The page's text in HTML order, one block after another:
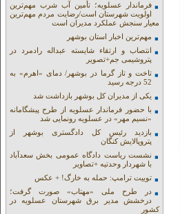
فرماندار عسلویه؛ تأمین آب شرب مهم‌ترین
اولویت شهرستان است/رضایت مردم مهم‌ترین
معیار سنجش عملکرد مدیران است
مهم‌ترین اخبار استان بوشهر
انتصاب و ارتقاء شایسته عبداله رادمرد در
پتروشیمی جم+تصویر
تاخت و تاز گرما در بوشهر/ دمای «اهرم» به
52 درجه رسید
یکی از مدیران کل بوشهر بازداشت شد
با حضور فرماندار عسلویه از طرح پیشگامانه
«نسیم مهر» در عسلویه رونمایی شد
بازدید رئیس کل دادگستری بوشهر از
پتروپالایش کنگان
نشست ریاست دادگاه عمومی بخش سعدآباد
با شهردار وحدتیه +تصاویر
توییت ترامپ: حمله به خارگ! + عکس
در طرح ملی «مهتاب» صورت گرفت؛
درخشش مدیر برق شهرستان عسلویه در
کشور